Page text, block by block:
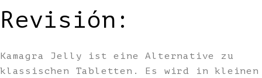
Revisión:
Kamagra Jelly ist eine Alternative zu
klassischen Tabletten. Es wird in kleinen